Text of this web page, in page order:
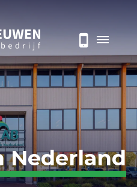
Nederland